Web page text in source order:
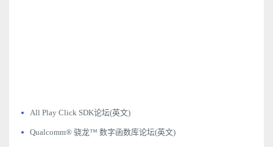
All Play Click SDK论坛(英文)
Qualcomm® 骁龙™ 数字函数库论坛(英文)